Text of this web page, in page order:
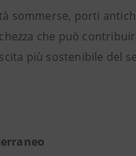
sommerse, porti
che può
più sostenibile del